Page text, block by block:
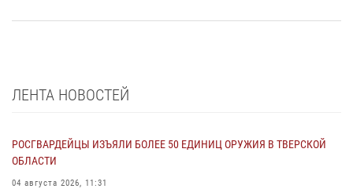
ЛЕНТА НОВОСТЕЙ
РОСГВАРДЕЙЦЫ ИЗЪЯЛИ БОЛЕЕ 50 ЕДИНИЦ ОРУЖИЯ В ТВЕРСКОЙ
ОБЛАСТИ
04 августа 2026, 11:31